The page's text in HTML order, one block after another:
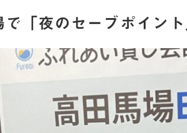
「夜のセーブポイン